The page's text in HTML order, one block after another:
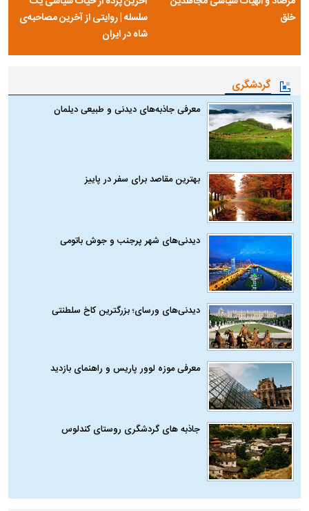
خلق
سلسله | روایتی از آخرین مصاحبه‌ی
شاه در ایران
گردشگری
معرفی جاذبه‌های دیدنی و طبیعی دیلمان
بهترین مقاصد برای سفر در پاییز
دیدنی‌های شهر پرجنب و جوش باتومی
دیدنی‌های ورسای؛ بزرگترین کاخ سلطنتی
معرفی موزه لوور پاریس و راهنمای بازدید
جاذبه های گردشگری روستای کندلوس